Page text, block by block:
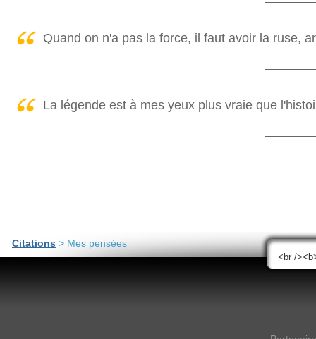
Quand on n'a pas la force, il faut avoir la ruse,
La légende est à mes yeux plus vraie que
Citations > Mes pensées